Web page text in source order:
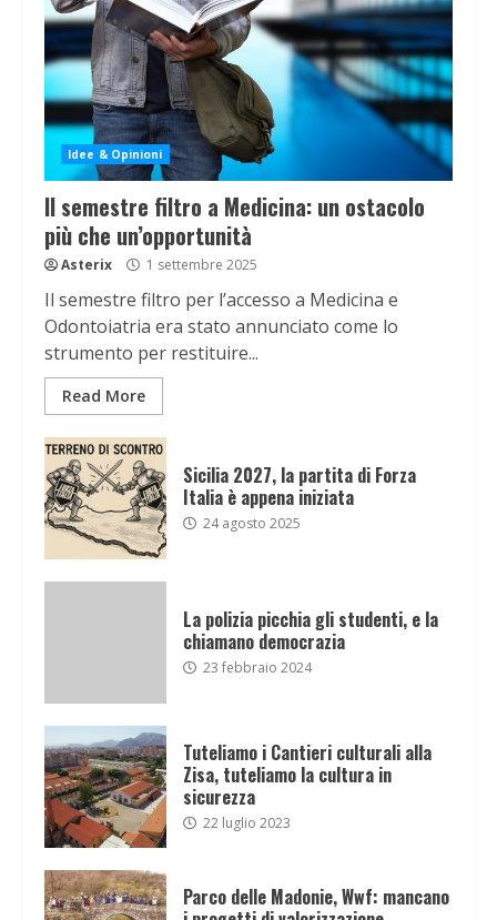
Idee & Opinioni
Il semestre filtro a Medicina: un ostacolo
più che un’opportunità
Asterix 1 settembre 2025
Il semestre filtro per l’accesso a Medicina e
Odontoiatria era stato annunciato come lo
strumento per restituire...
Read More
Sicilia 2027, la partita di Forza
Italia è appena iniziata
24 agosto 2025
La polizia picchia gli studenti, e la
chiamano democrazia
23 febbraio 2024
Tuteliamo i Cantieri culturali alla
Zisa, tuteliamo la cultura in
sicurezza
22 luglio 2023
Parco delle Madonie, Wwf: mancano